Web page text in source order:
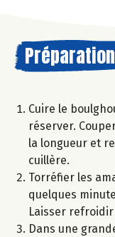
Préparation
Cuire le
réserver.
la longueur et
cuillère.
Torréfier les
quelques
Laisser
Dans une